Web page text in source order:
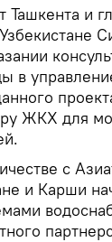
и
в
ЖКХ для
с
и Карши